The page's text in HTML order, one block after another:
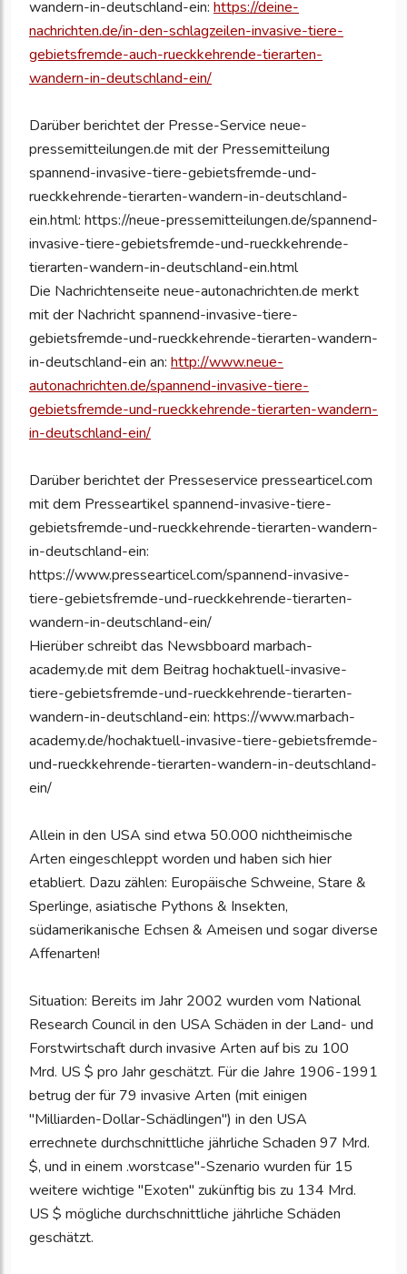
wandern-in-deutschland-ein: https://deine-
nachrichten.de/in-den-schlagzeilen-invasive-tiere-
gebietsfremde-auch-rueckkehrende-tierarten-
wandern-in-deutschland-ein/
Darüber berichtet der Presse-Service neue-
pressemitteilungen.de mit der Pressemitteilung
spannend-invasive-tiere-gebietsfremde-und-
rueckkehrende-tierarten-wandern-in-deutschland-
ein.html: https://neue-pressemitteilungen.de/spannend-
invasive-tiere-gebietsfremde-und-rueckkehrende-
tierarten-wandern-in-deutschland-ein.html
Die Nachrichtenseite neue-autonachrichten.de merkt
mit der Nachricht spannend-invasive-tiere-
gebietsfremde-und-rueckkehrende-tierarten-wandern-
in-deutschland-ein an: http://www.neue-
autonachrichten.de/spannend-invasive-tiere-
gebietsfremde-und-rueckkehrende-tierarten-wandern-
in-deutschland-ein/
Darüber berichtet der Presseservice pressearticel.com
mit dem Presseartikel spannend-invasive-tiere-
gebietsfremde-und-rueckkehrende-tierarten-wandern-
in-deutschland-ein:
https://www.pressearticel.com/spannend-invasive-
tiere-gebietsfremde-und-rueckkehrende-tierarten-
wandern-in-deutschland-ein/
Hierüber schreibt das Newsbboard marbach-
academy.de mit dem Beitrag hochaktuell-invasive-
tiere-gebietsfremde-und-rueckkehrende-tierarten-
wandern-in-deutschland-ein: https://www.marbach-
academy.de/hochaktuell-invasive-tiere-gebietsfremde-
und-rueckkehrende-tierarten-wandern-in-deutschland-
ein/
Allein in den USA sind etwa 50.000 nichtheimische
Arten eingeschleppt worden und haben sich hier
etabliert. Dazu zählen: Europäische Schweine, Stare &
Sperlinge, asiatische Pythons & Insekten,
südamerikanische Echsen & Ameisen und sogar diverse
Affenarten!
Situation: Bereits im Jahr 2002 wurden vom National
Research Council in den USA Schäden in der Land- und
Forstwirtschaft durch invasive Arten auf bis zu 100
Mrd. US $ pro Jahr geschätzt. Für die Jahre 1906-1991
betrug der für 79 invasive Arten (mit einigen
"Milliarden-Dollar-Schädlingen") in den USA
errechnete durchschnittliche jährliche Schaden 97 Mrd.
$, und in einem .worstcase"-Szenario wurden für 15
weitere wichtige "Exoten" zukünftig bis zu 134 Mrd.
US $ mögliche durchschnittliche jährliche Schäden
geschätzt.